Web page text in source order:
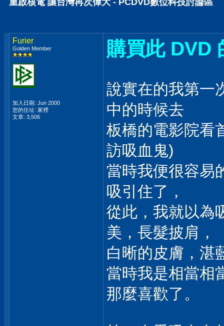
重啟核電 讓台灣再次偉大 - PCDVD數位科技討論區
Furier
Golden Member
加入日期: Jun 2000
您的住址: 家裡
文章: 3,506
購買此 DVD
說實在的我第一
中的時候去
板橋的電影院看
訪吸血鬼)
當時我便很容易
吸引住了，
從此，我就以為
美，長髮披肩，
白晰的皮膚，湛
當時我是相當相
那麼喜歡了。